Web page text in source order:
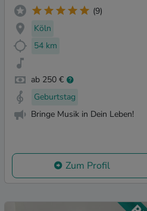
(9)
Köln
54 km
ab 250 €
Geburtstag
Bringe Musik in Dein Leben!
Zum Profil